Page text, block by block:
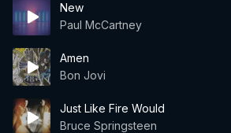
New
Paul McCartney
Amen
Bon Jovi
Just Like Fire Would
Bruce Springsteen